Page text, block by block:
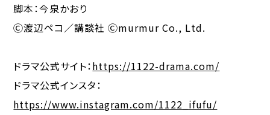
脚本：今泉かおり
Ⓒ渡辺ペコ／講談社 Ⓒmurmur Co., Ltd.
ドラマ公式サイト：https://1122-drama.com/
ドラマ公式インスタ：
https://www.instagram.com/1122_ifufu/